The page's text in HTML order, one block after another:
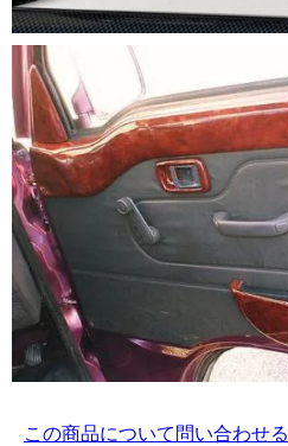
この商品について問い合わせる